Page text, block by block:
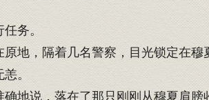
务。
地，隔着几名警察，目光锁定在穆
。
地说，落在了那只刚刚从穆夏肩膀